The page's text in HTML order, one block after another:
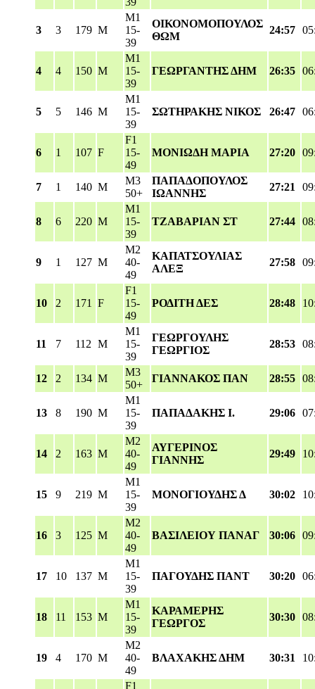
3 3 179 M
M1
15-
39
ΟΙΚΟΝΟΜΟΠΟΥΛΟΣ
ΘΩΜ
24:57
4 4 150 M
M1
15-
39
ΓΕΩΡΓΑΝΤΗΣ ΔΗΜ 26:35
5 5 146 M
M1
15-
39
ΣΩΤΗΡΑΚΗΣ ΝΙΚΟΣ 26:47
6 1 107 F
F1
15-
49
ΜΟΝΙΩΔΗ ΜΑΡΙΑ 27:20
7 1 140 M
M3
50+
ΠΑΠΑΔΟΠΟΥΛΟΣ
ΙΩΑΝΝΗΣ
27:21
8 6 220 M
M1
15-
39
ΤΖΑΒΑΡΙΑΝ ΣΤ 27:44
9 1 127 M
M2
40-
49
ΚΑΠΑΤΣΟΥΛΙΑΣ
ΑΛΕΞ
27:58
10 2 171 F
F1
15-
49
ΡΟΔΙΤΗ ΔΕΣ 28:48
11 7 112 M
M1
15-
39
ΓΕΩΡΓΟΥΛΗΣ
ΓΕΩΡΓΙΟΣ
28:53
12 2 134 M
M3
50+
ΓΙΑΝΝΑΚΟΣ ΠΑΝ 28:55
13 8 190 M
M1
15-
39
ΠΑΠΑΔΑΚΗΣ Ι. 29:06
14 2 163 M
M2
40-
49
ΑΥΓΕΡΙΝΟΣ
ΓΙΑΝΝΗΣ
29:49
15 9 219 M
M1
15-
39
ΜΟΝΟΓΙΟΥΔΗΣ Δ 30:02
16 3 125 M
M2
40-
49
ΒΑΣΙΛΕΙΟΥ ΠΑΝΑΓ 30:06
17 10 137 M
M1
15-
39
ΠΑΓΟΥΔΗΣ ΠΑΝΤ 30:20
18 11 153 M
M1
15-
39
ΚΑΡΑΜΕΡΗΣ
ΓΕΩΡΓΟΣ
30:30
19 4 170 M
M2
40-
49
ΒΛΑΧΑΚΗΣ ΔΗΜ 30:31
F1